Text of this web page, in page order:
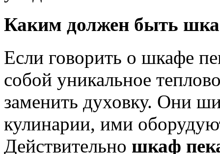
Каким должен быть
Если говорить о шкафе
собой уникальное
заменить духовку. Они
кулинарии, ими
Действительно шкаф